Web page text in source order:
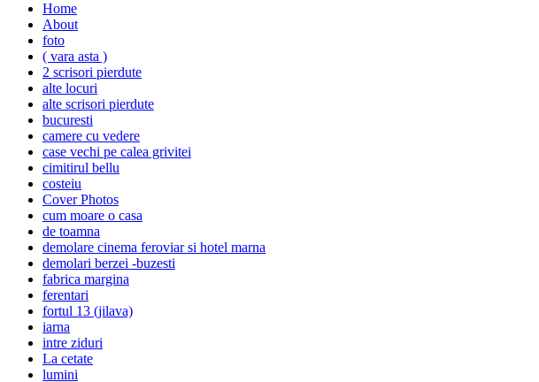
Home
About
foto
( vara asta )
2 scrisori pierdute
alte locuri
alte scrisori pierdute
bucuresti
camere cu vedere
case vechi pe calea grivitei
cimitirul bellu
costeiu
Cover Photos
cum moare o casa
de toamna
demolare cinema feroviar si hotel marna
demolari berzei -buzesti
fabrica margina
ferentari
fortul 13 (jilava)
iarna
intre ziduri
La cetate
lumini